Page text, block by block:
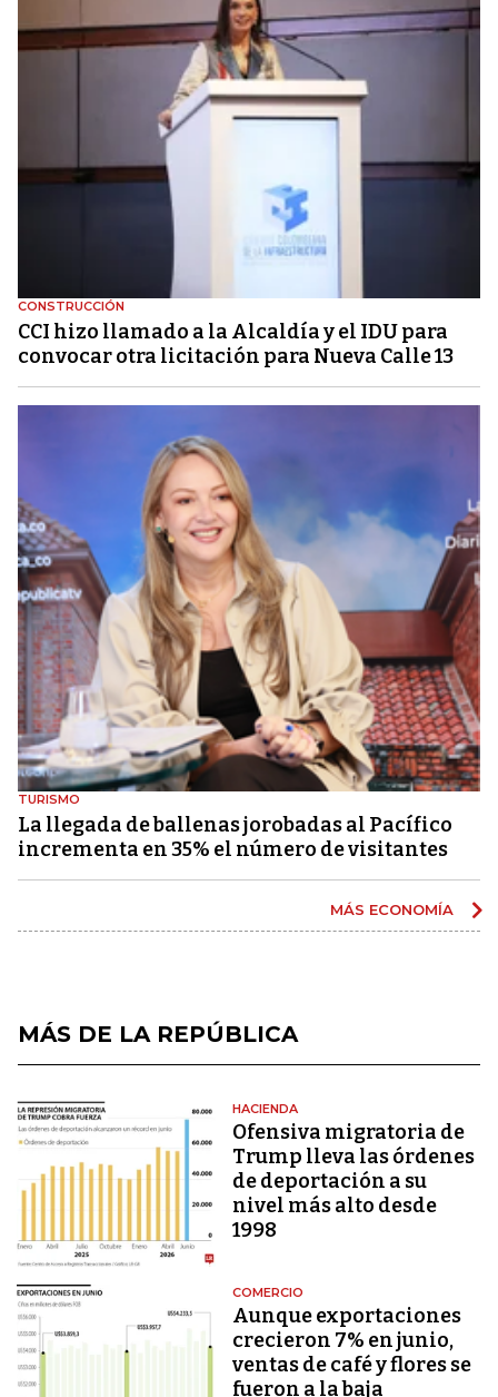
CONSTRUCCIÓN
CCI hizo llamado a la Alcaldía y el IDU para
convocar otra licitación para Nueva Calle 13
TURISMO
La llegada de ballenas jorobadas al Pacífico
incrementa en 35% el número de visitantes
MÁS ECONOMÍA
MÁS DE LA REPÚBLICA
HACIENDA
Ofensiva migratoria de
Trump lleva las órdenes
de deportación a su
nivel más alto desde
1998
COMERCIO
Aunque exportaciones
crecieron 7% en junio,
ventas de café y flores se
fueron a la baja